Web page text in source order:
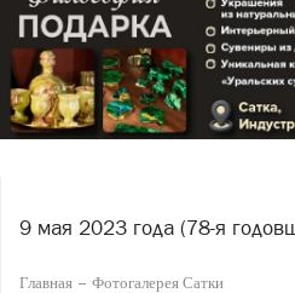
9 мая 2023 года (78-я
Главная Фотогалерея Сатки